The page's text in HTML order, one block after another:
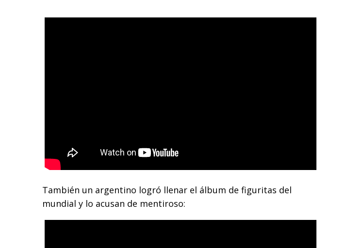
También un argentino logró llenar el álbum de figuritas del
mundial y lo acusan de mentiroso: